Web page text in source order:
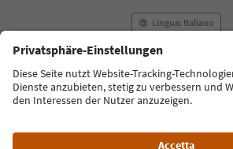
Lingua: Italiano
FAQ Contatti Press MICE
Termini e condizioni
Crediti
Alto Adige B2B